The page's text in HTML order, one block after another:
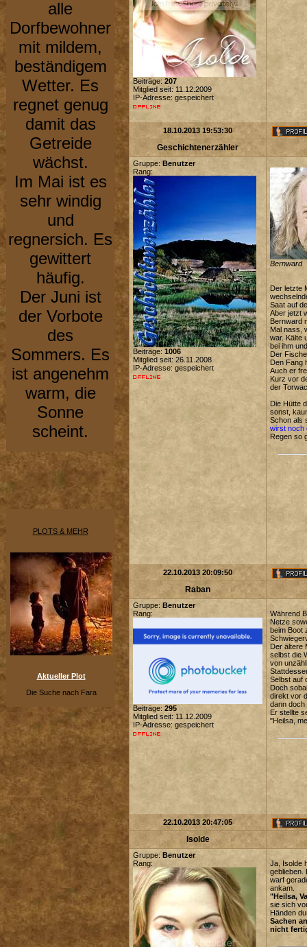
alle
Dorfbewohner
mit mildem,
beständigem
Wetter. Es
regnet genug
damit das
Getreide
wächst.
Im Mai ist es
sehr windig
und
regnersich. Es
gewittert
häufig.
Der Juni ist
der Vorbote
des
Sommers. Es
ist angenehm
warm, die
Sonne
scheint.
PLOTS & MEHR
Aktueller Plot
Die Suche nach Fara
Beiträge: 207
Mitglied seit: 11.12.2009
IP-Adresse: gespeichert
18.10.2013 19:53:30
Geschichtenerzähler
Gruppe: Benutzer
Rang:
Beiträge: 1006
Mitglied seit: 26.11.2008
IP-Adresse: gespeichert
Bernward
Der letzte
Saat auf
Aber jetzt
Bernward
Mal nass,
war. Kälte
bei ihm
Der
Den Fang
Auch er
Kurz vor
der
Die Hütte
sonst,
Schon als
wirst noch
Regen so
22.10.2013 20:09:50
Raban
Gruppe: Benutzer
Rang:
Beiträge: 295
Mitglied seit: 11.12.2009
IP-Adresse: gespeichert
Während
Netze
beim Boot
Der ältere
selbst die
von
Selbst auf
Doch
direkt vor
dann doch
Er stellte
"Heilsa,
22.10.2013 20:47:05
Isolde
Gruppe: Benutzer
Rang:
Ja, Isolde
geblieben.
warf
ankam.
"Heilsa,
sie sich
Händen
Sachen
nicht